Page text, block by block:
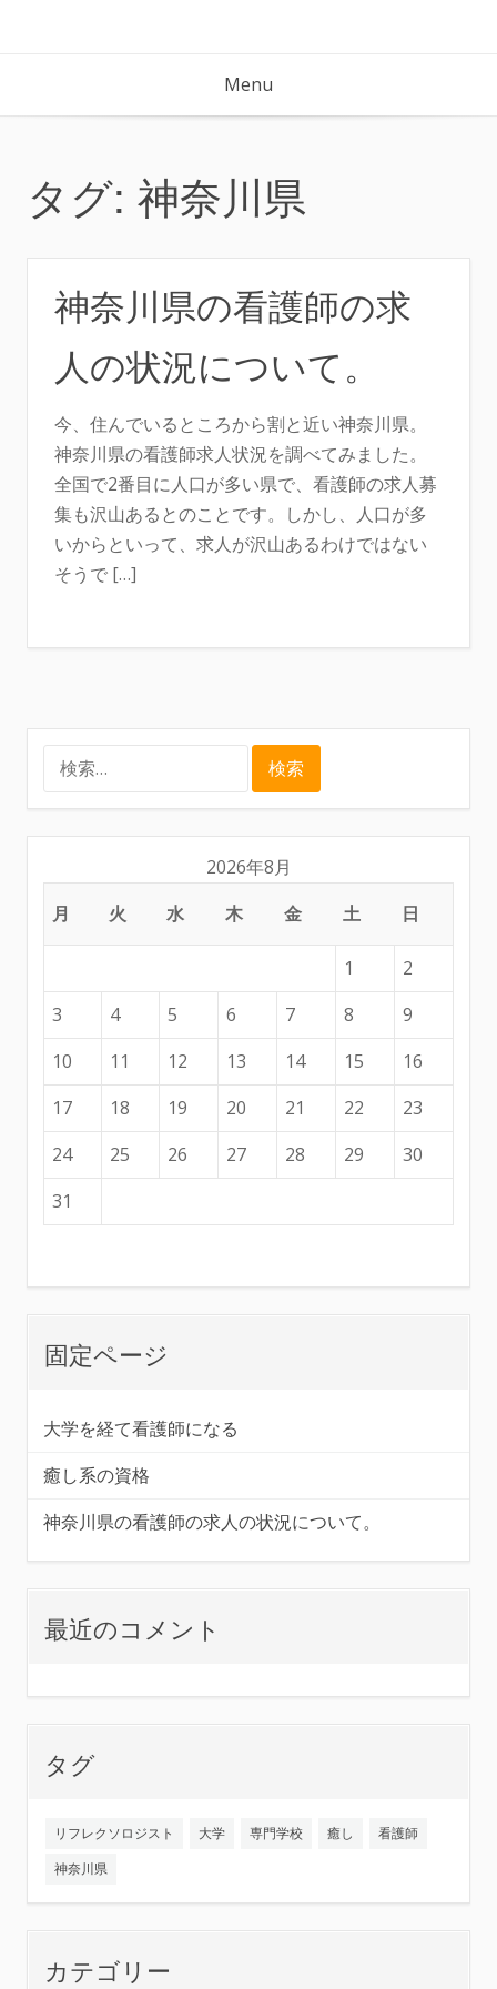
Menu
タグ: 神奈川県
神奈川県の看護師の求
人の状況について。
今、住んでいるところから割と近い神奈川県。
神奈川県の看護師求人状況を調べてみました。
全国で2番目に人口が多い県で、看護師の求人募
集も沢山あるとのことです。しかし、人口が多
いからといって、求人が沢山あるわけではない
そうで […]
2026年8月
月
火 水 木 金 土 日
1
2
3
4 5 6 7 8
9
10
11 12 13 14 15
16
17
18 19 20 21 22
23
24
25 26 27 28 29
30
31
固定ページ
大学を経て看護師になる
癒し系の資格
神奈川県の看護師の求人の状況について。
最近のコメント
タグ
リフレクソロジスト 大学 専門学校 癒し
看護師
神奈川県
カテゴリー